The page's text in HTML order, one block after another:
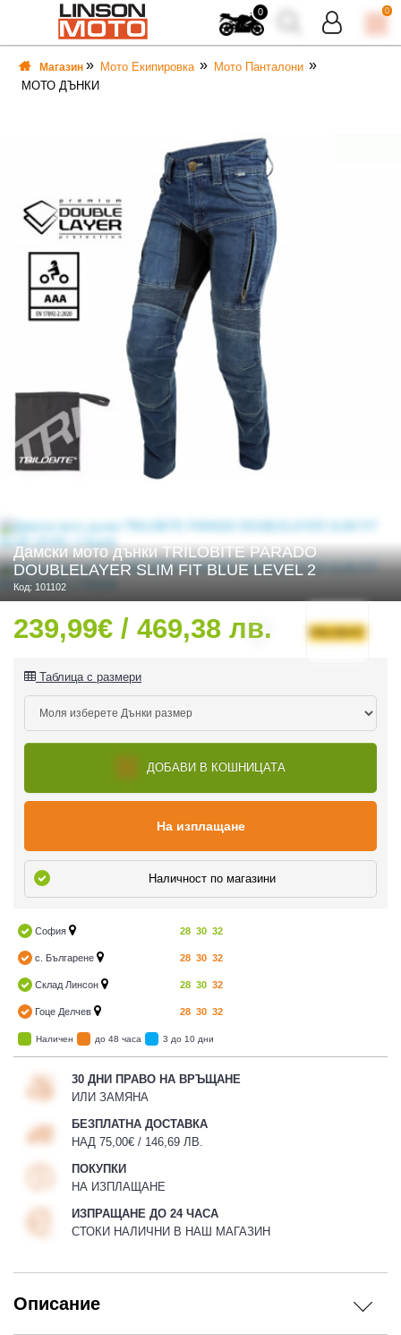
ЕКИПИРОВКА
0 0
Магазин Мото Екипировка
Мото Панталони
МОТО ДЪНКИ
Дамски мото дънки TRILOBITE PARADO
DOUBLELAYER SLIM FIT BLUE LEVEL 2
Код: 101102
239,99€ / 469,38 лв.
Таблица с размери
ДОБАВИ В КОШНИЦАТА
На изплащане
Наличност по магазини
София 28 30 32
с. Българене 28 30 32
Склад Линсон 28 30 32
Гоце Делчев 28 30 32
Наличен до 48 часа 3 до 10 дни
30 ДНИ ПРАВО НА ВРЪЩАНЕ
ИЛИ ЗАМЯНА
БЕЗПЛАТНА ДОСТАВКА
НАД 75,00€ / 146,69 ЛВ.
ПОКУПКИ
НА ИЗПЛАЩАНЕ
ИЗПРАЩАНЕ ДО 24 ЧАСА
СТОКИ НАЛИЧНИ В НАШ МАГАЗИН
Описание